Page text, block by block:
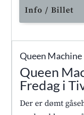
Info / Billet
Queen Machine
Queen
Fredag i
Der er dømt